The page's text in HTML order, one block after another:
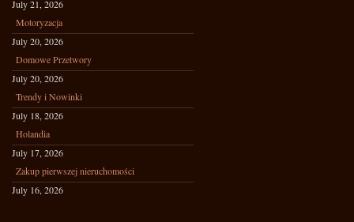
July 21, 2026
Motoryzacja
July 20, 2026
Domowe Przetwory
July 20, 2026
Trendy i Nowinki
July 18, 2026
Holandia
July 17, 2026
Zakup pierwszej nieruchomości
July 16, 2026